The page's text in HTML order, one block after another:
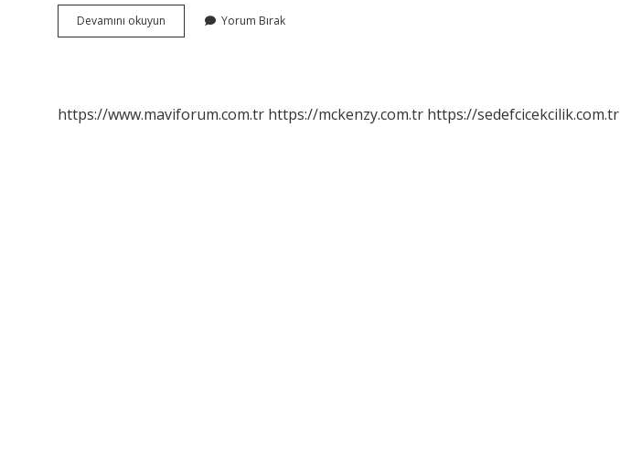
Devamını okuyun
Nasıl
Yorum Bırak
https://www.maviforum.com.tr https://mckenzy.com.tr https://sedefcicekcilik.com.tr